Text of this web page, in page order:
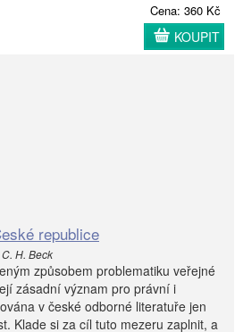
Cena: 360 Kč
KOUPIT
republice
H. Beck
způsobem problematiku veřejné
zásadní význam pro právní i
v české odborné literatuře jen
Klade si za cíl tuto mezeru zaplnit, a